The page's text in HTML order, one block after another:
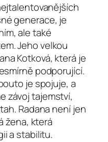
generace, je
ale také
Jeho velkou
Kotková, která je
podporující.
je spojuje, a
závoj tajemství,
Radana není jen
žena, která
a stabilitu.